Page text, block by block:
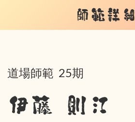
師範詳細
道場師範 25期
伊藤 則江